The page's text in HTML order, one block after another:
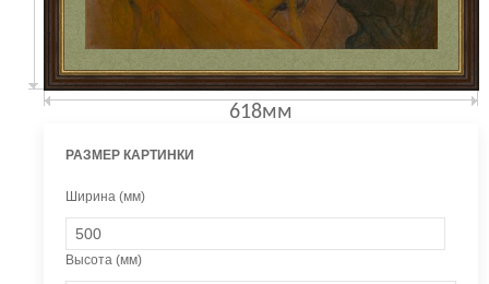
618мм
РАЗМЕР КАРТИНКИ
Ширина (мм)
Высота (мм)